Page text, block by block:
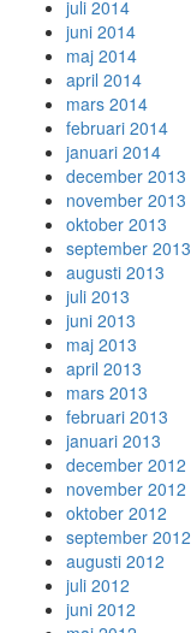
juli 2014
juni 2014
maj 2014
april 2014
mars 2014
februari 2014
januari 2014
december 2013
november 2013
oktober 2013
september 2013
augusti 2013
juli 2013
juni 2013
maj 2013
april 2013
mars 2013
februari 2013
januari 2013
december 2012
november 2012
oktober 2012
september 2012
augusti 2012
juli 2012
juni 2012